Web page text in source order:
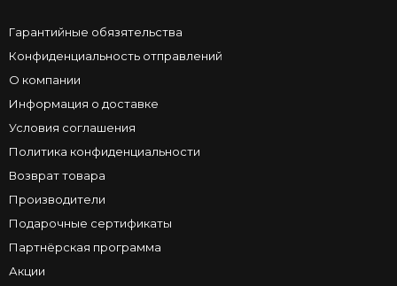
Гарантийные обязятельства
Конфиденциальность отправлений
О компании
Информация о доставке
Условия соглашения
Политика конфиденциальности
Возврат товара
Производители
Подарочные сертификаты
Партнёрская программа
Акции